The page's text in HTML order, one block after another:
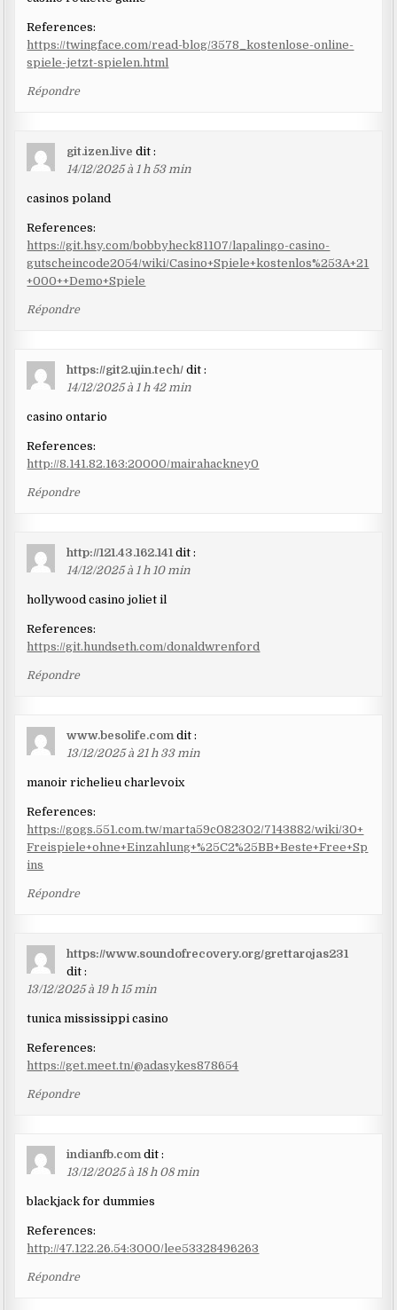
References:
https://twingface.com/read-blog/3578_kostenlose-online-
spiele-jetzt-spielen.html
Répondre
git.izen.live dit :
14/12/2025 à 1 h 53 min
casinos poland
References:
https://git.hsy.com/bobbyheck81107/lapalingo-casino-
gutscheincode2054/wiki/Casino+Spiele+kostenlos%253A+21
+000++Demo+Spiele
Répondre
https://git2.ujin.tech/ dit :
14/12/2025 à 1 h 42 min
casino ontario
References:
http://8.141.82.163:20000/mairahackney0
Répondre
http://121.43.162.141 dit :
14/12/2025 à 1 h 10 min
hollywood casino joliet il
References:
https://git.hundseth.com/donaldwrenford
Répondre
www.besolife.com dit :
13/12/2025 à 21 h 33 min
manoir richelieu charlevoix
References:
https://gogs.551.com.tw/marta59c082302/7143882/wiki/30+
Freispiele+ohne+Einzahlung+%25C2%25BB+Beste+Free+Sp
ins
Répondre
https://www.soundofrecovery.org/grettarojas231
dit :
13/12/2025 à 19 h 15 min
tunica mississippi casino
References:
https://get.meet.tn/@adasykes878654
Répondre
indianfb.com dit :
13/12/2025 à 18 h 08 min
blackjack for dummies
References:
http://47.122.26.54:3000/lee53328496263
Répondre